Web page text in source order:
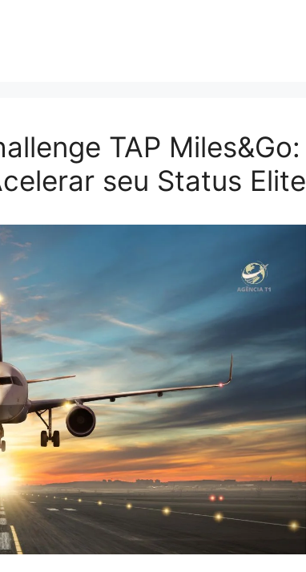
TAP Miles&Go:
seu Status Elite